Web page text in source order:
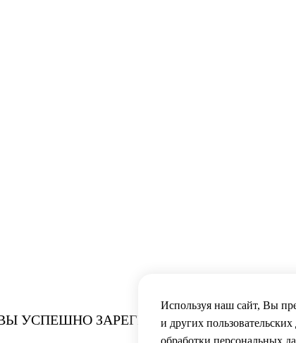
УСПЕШНО ЗАРЕГИСТРИРОВАНЫ
Используя наш сайт, Вы
и других
обработки персональных